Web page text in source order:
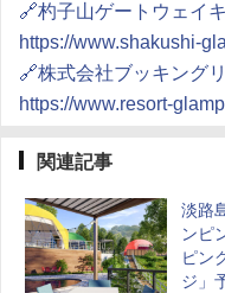
🔗杓子山ゲートウェイ
https://www.shakushi-
🔗株式会社ブッキング
https://www.resort-
関連記事
淡路
ンピ
ピン
ジ」